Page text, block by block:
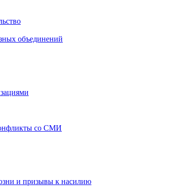
объединений
со СМИ
и призывы к насилию